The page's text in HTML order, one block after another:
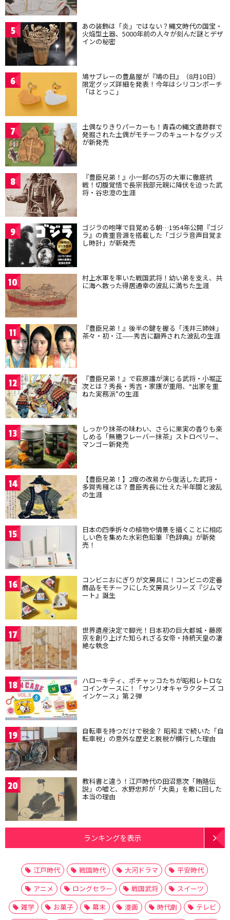
5 あの装飾は「炎」ではない？縄文時代の国宝・
火焔型土器、5000年前の人々が刻んだ謎とデザ
インの秘密
6 鳩サブレーの豊島屋が『鳩の日』（8月10日）
限定グッズ詳細を発表！今年はシリコンポーチ
「はとっこ」
7 土偶なりきりパーカーも！青森の縄文遺跡群で
発掘された土偶がモチーフのキュートなグッズ
が新発売
8 『豊臣兄弟！』小一郎の5万の大軍に徹底抗
戦！切腹覚悟で長宗我部元親に降伏を迫った武
将・谷忠澄の生涯
9 ゴジラの咆哮で目覚める朝…1954年公開『ゴジ
ラ』の貴重音源を搭載した「ゴジラ音声目覚ま
し時計」が新発売
10 村上水軍を率いた戦国武将！幼い弟を支え、共
に海へ散った得居通幸の波乱に満ちた生涯
11 『豊臣兄弟！』後半の鍵を握る「浅井三姉妹」
茶々・初・江——秀吉に翻弄された波乱の生涯
12 『豊臣兄弟！』で萩原護が演じる武将・小堀正
次とは？秀長・秀吉・家康が重用、“出家を重
ねた実務派”の生涯
13 しっかり抹茶の味わい、さらに果実の香りも楽
しめる「無糖フレーバー抹茶」ストロベリー、
マンゴー新発売
14 【豊臣兄弟！】2度の改易から復活した武将・
多賀秀種とは？豊臣秀長に仕えた半年間と波乱
の生涯
15 日本の四季折々の植物や情景を描くことに相応
しい色を集めた水彩色鉛筆『色辞典』が新発
売！
16 コンビニおにぎりが文房具に！コンビニの定番
商品をモチーフにした文房具シリーズ『ジムマ
ート』誕生
17 世界遺産決定で脚光！日本初の巨大都城・藤原
京を創り上げた知られざる女帝・持統天皇の凄
絶な執念
18 ハローキティ、ポチャッコたちが昭和レトロな
コインケースに！「サンリオキャラクターズ コ
インケース」第２弾
19 自転車を持つだけで税金？ 昭和まで続いた「自
転車税」の意外な歴史と脱税が横行した理由
20 教科書と違う！江戸時代の田沼意次「賄賂伝
説」の嘘と、水野忠邦が「大奥」を敵に回した
本当の理由
ランキングを表示
江戸時代 戦国時代 大河ドラマ
平安時代
アニメ
ロングセラー 戦国武将
スイーツ
雑学
お菓子 幕末 漫画 時代劇
テレビ